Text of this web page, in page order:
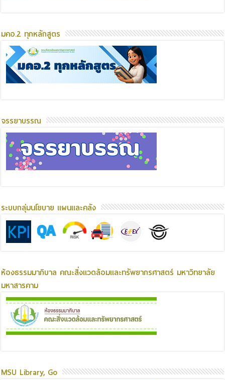
มคอ.2 ทุกหลักสูตร
จรรยาบรรณ
ระบบกลุ่มนโยบาย แผนและคลัง
ห้องธรรมมาภิบาล คณะสิ่งแวดล้อมและทรัพยากรศาสตร์ มหาวิทยาลัย
มหาสารคาม
MSU Library, Go